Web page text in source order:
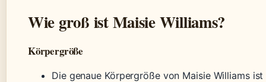
Wie groß ist Maisie Williams?
Körpergröße
Die genaue Körpergröße von Maisie Williams